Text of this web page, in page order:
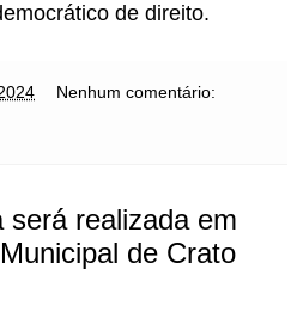
de direito.
Nenhum comentário:
será realizada em
de Crato